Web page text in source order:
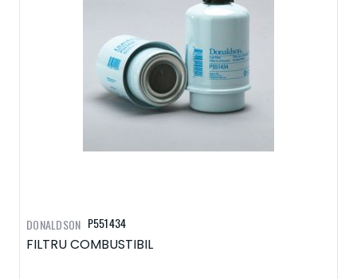
P551434
FILTRU COMBUSTIBIL
DONALDSON